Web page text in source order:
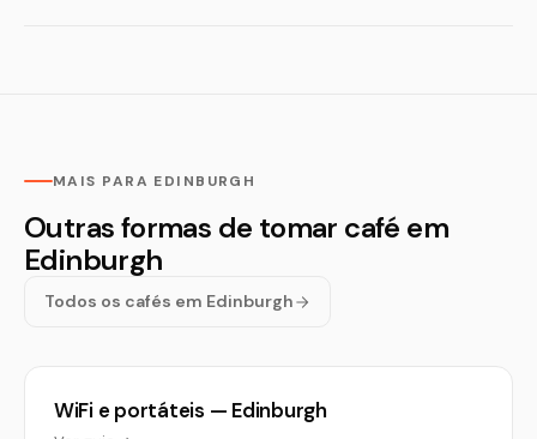
MAIS PARA EDINBURGH
Outras formas de tomar café em
Edinburgh
Todos os cafés em Edinburgh
WiFi e portáteis — Edinburgh